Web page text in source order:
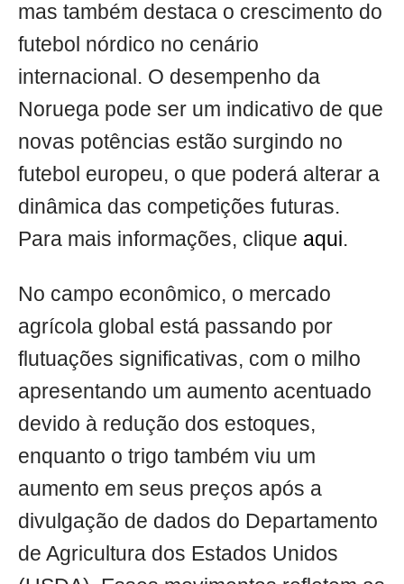
mas também destaca o crescimento do
futebol nórdico no cenário
internacional. O desempenho da
Noruega pode ser um indicativo de que
novas potências estão surgindo no
futebol europeu, o que poderá alterar a
dinâmica das competições futuras.
Para mais informações, clique aqui.
No campo econômico, o mercado
agrícola global está passando por
flutuações significativas, com o milho
apresentando um aumento acentuado
devido à redução dos estoques,
enquanto o trigo também viu um
aumento em seus preços após a
divulgação de dados do Departamento
de Agricultura dos Estados Unidos